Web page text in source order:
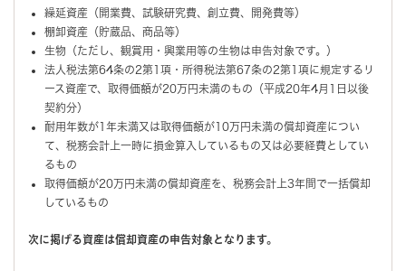
繰延資産（開業費、試験研究費、創立費、開発費等）
棚卸資産（貯蔵品、商品等）
生物（ただし、観賞用・興業用等の生物は申告対象です。）
法人税法第64条の2第1項・所得税法第67条の2第1項に規定するリ
ース資産で、取得価額が20万円未満のもの（平成20年4月1日以後
契約分）
耐用年数が1年未満又は取得価額が10万円未満の償却資産につい
て、税務会計上一時に損金算入しているもの又は必要経費としてい
るもの
取得価額が20万円未満の償却資産を、税務会計上3年間で一括償却
しているもの
次に掲げる資産は償却資産の申告対象となります。